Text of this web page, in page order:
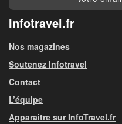
Infotravel.fr
Nos magazines
Soutenez Infotravel
Contact
L’équipe
Apparaitre sur InfoTravel.fr